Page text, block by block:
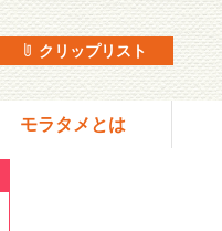
クリップリスト
モラタメとは